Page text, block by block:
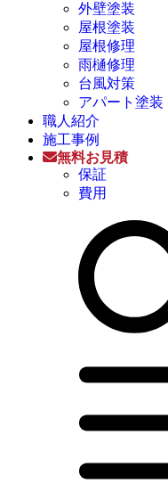
外壁塗装
屋根塗装
屋根修理
雨樋修理
台風対策
アパート塗装
職人紹介
施工事例
無料お見積
保証
費用